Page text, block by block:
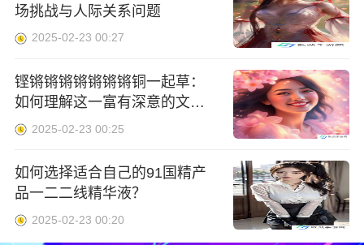
场挑战与人际关系问题
2025-02-23 00:27
铿锵锵锵锵锵锵锵铜一起草：
如何理解这一富有深意的文化
表达？
2025-02-23 00:25
如何选择适合自己的91国精产
品一二二线精华液？
2025-02-23 00:20